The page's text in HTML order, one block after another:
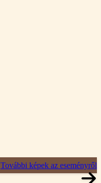
További képek az eseményről